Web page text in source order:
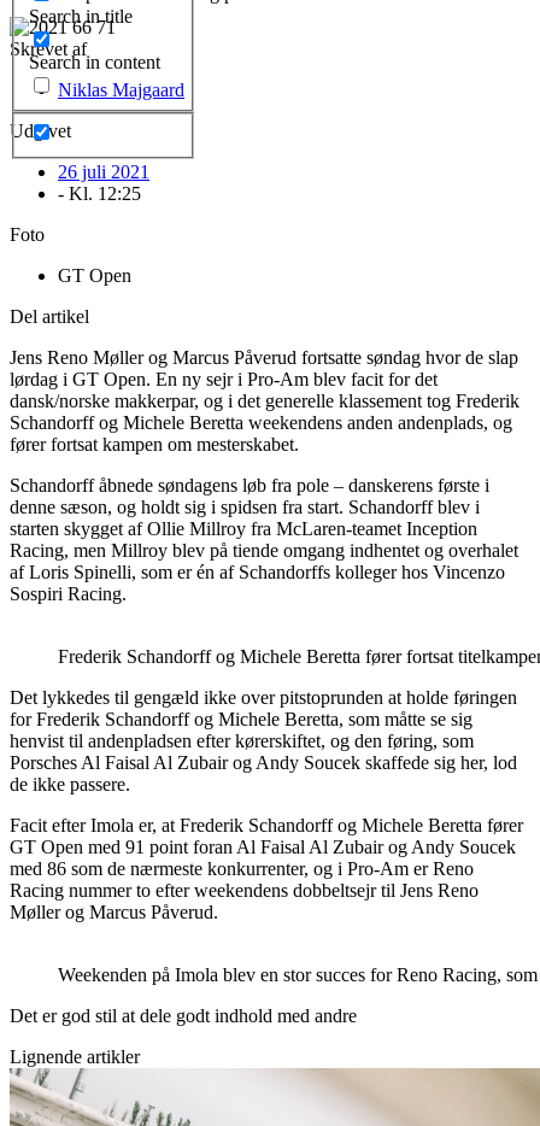
Search in title
Search in content
Skrevet af
Niklas Majgaard
Udgivet
26 juli 2021
- Kl. 12:25
Foto
GT Open
Del artikel
Jens Reno Møller og Marcus Påverud fortsatte søndag hvor de slap
lørdag i GT Open. En ny sejr i Pro-Am blev facit for det
dansk/norske makkerpar, og i det generelle klassement tog Frederik
Schandorff og Michele Beretta weekendens anden andenplads, og
fører fortsat kampen om mesterskabet.
Schandorff åbnede søndagens løb fra pole – danskerens første i
denne sæson, og holdt sig i spidsen fra start. Schandorff blev i
starten skygget af Ollie Millroy fra McLaren-teamet Inception
Racing, men Millroy blev på tiende omgang indhentet og overhalet
af Loris Spinelli, som er én af Schandorffs kolleger hos Vincenzo
Sospiri Racing.
Frederik Schandorff og Michele Beretta fører fortsat
Det lykkedes til gengæld ikke over pitstoprunden at holde føringen
for Frederik Schandorff og Michele Beretta, som måtte se sig
henvist til andenpladsen efter kørerskiftet, og den føring, som
Porsches Al Faisal Al Zubair og Andy Soucek skaffede sig her, lod
de ikke passere.
Facit efter Imola er, at Frederik Schandorff og Michele Beretta fører
GT Open med 91 point foran Al Faisal Al Zubair og Andy Soucek
med 86 som de nærmeste konkurrenter, og i Pro-Am er Reno
Racing nummer to efter weekendens dobbeltsejr til Jens Reno
Møller og Marcus Påverud.
Weekenden på Imola blev en stor succes for Reno Racing,
Det er god stil at dele godt indhold med andre
Lignende artikler